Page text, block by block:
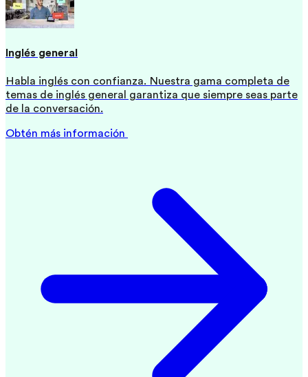
Inglés general
Habla inglés con confianza. Nuestra gama completa de
temas de inglés general garantiza que siempre seas parte
de la conversación.
Obtén más información